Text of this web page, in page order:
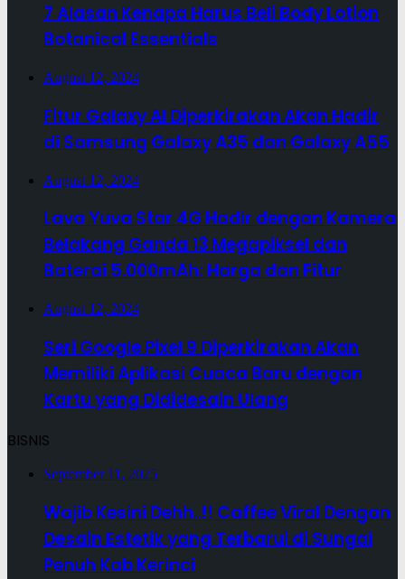
7 Alasan Kenapa Harus Beli Body Lotion
Botanical Essentials
August 12, 2024
Fitur Galaxy AI Diperkirakan Akan Hadir
di Samsung Galaxy A35 dan Galaxy A55
August 12, 2024
Lava Yuva Star 4G Hadir dengan Kamera
Belakang Ganda 13 Megapiksel dan
Baterai 5.000mAh: Harga dan Fitur
August 12, 2024
Seri Google Pixel 9 Diperkirakan Akan
Memiliki Aplikasi Cuaca Baru dengan
Kartu yang Dididesain Ulang
BISNIS
September 11, 2025
Wajib Kesini Dehh..!! Caffee Viral Dengan
Desain Estetik yang Terbarui di Sungai
Penuh Kab Kerinci